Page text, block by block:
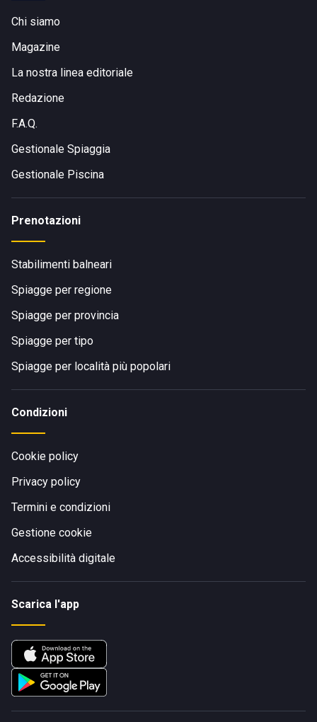
Chi siamo
Magazine
La nostra linea editoriale
Redazione
F.A.Q.
Gestionale Spiaggia
Gestionale Piscina
Prenotazioni
Stabilimenti balneari
Spiagge per regione
Spiagge per provincia
Spiagge per tipo
Spiagge per località più popolari
Condizioni
Cookie policy
Privacy policy
Termini e condizioni
Gestione cookie
Accessibilità digitale
Scarica l'app